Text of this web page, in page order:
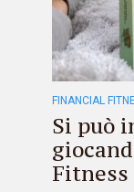
FINANCIAL
Si può
Fitness